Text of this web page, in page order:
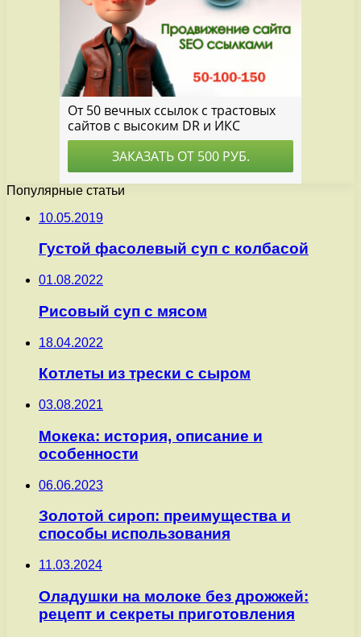
Популярные статьи
10.05.2019
Густой фасолевый суп с колбасой
01.08.2022
Рисовый суп с мясом
18.04.2022
Котлеты из трески с сыром
03.08.2021
Мокека: история, описание и
особенности
06.06.2023
Золотой сироп: преимущества и
способы использования
11.03.2024
Оладушки на молоке без дрожжей:
рецепт и секреты приготовления